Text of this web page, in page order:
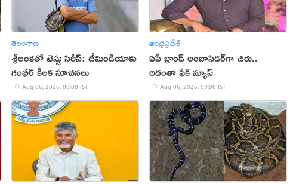
తెలంగాణ
శ్రీలంకతో టెస్టు సిరీస్: టీమిండియాకు
గంభీర్ కీలక సూచనలు
Aug 06, 2026, 09:08 IST
ఆంధ్రప్రదేశ్
ఏపీ బ్రాండ్‌ అంబాసిడర్‌గా చిరు..
అదంతా ఫేక్‌ న్యూస్‌
Aug 06, 2026, 09:08 IST